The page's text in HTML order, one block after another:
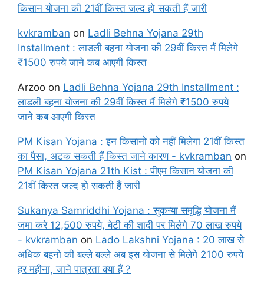
किसान योजना की 21वीं किस्त जल्द हो सकती हैं जारी
kvkramban on Ladli Behna Yojana 29th
Installment : लाडली बहना योजना की 29वीं किस्त मैं मिलेगे
₹1500 रुपये जाने कब आएगी किस्त
Arzoo on Ladli Behna Yojana 29th Installment :
लाडली बहना योजना की 29वीं किस्त मैं मिलेगे ₹1500 रुपये
जाने कब आएगी किस्त
PM Kisan Yojana : इन किसानो को नहीं मिलेगा 21वीं किस्त
का पैसा, अटक सकती हैं किस्त जाने कारण - kvkramban on
PM Kisan Yojana 21th Kist : पीएम किसान योजना की
21वीं किस्त जल्द हो सकती हैं जारी
Sukanya Samriddhi Yojana : सुकन्या समृद्धि योजना मैं
जमा करे 12,500 रुपये, बेटी की शादी पर मिलेगे 70 लाख रुपये
- kvkramban on Lado Lakshni Yojana : 20 लाख से
अधिक बहनो की बल्ले बल्ले अब इस योजना से मिलेगे 2100 रुपये
हर महीना, जाने पात्रता क्या हैं ?